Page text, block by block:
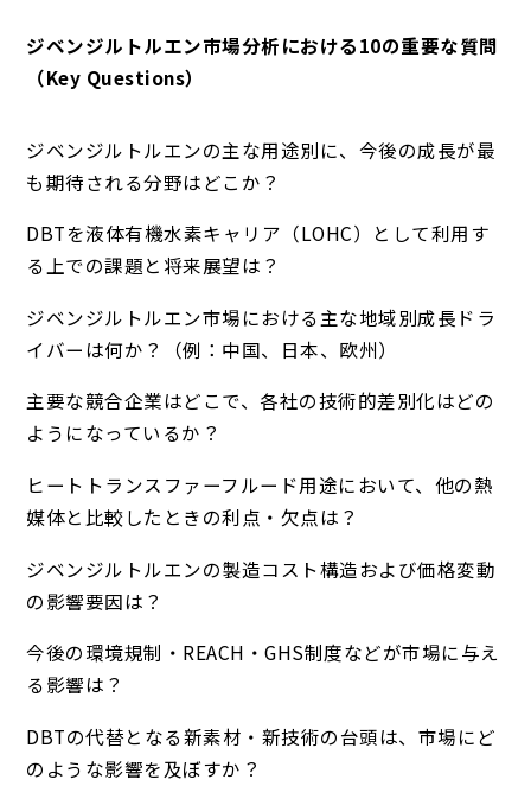
ジベンジルトルエン市場分析における10の重要な質問
（Key Questions）
ジベンジルトルエンの主な用途別に、今後の成長が最
も期待される分野はどこか？
DBTを液体有機水素キャリア（LOHC）として利用す
る上での課題と将来展望は？
ジベンジルトルエン市場における主な地域別成長ドラ
イバーは何か？（例：中国、日本、欧州）
主要な競合企業はどこで、各社の技術的差別化はどの
ようになっているか？
ヒートトランスファーフルード用途において、他の熱
媒体と比較したときの利点・欠点は？
ジベンジルトルエンの製造コスト構造および価格変動
の影響要因は？
今後の環境規制・REACH・GHS制度などが市場に与え
る影響は？
DBTの代替となる新素材・新技術の台頭は、市場にど
のような影響を及ぼすか？